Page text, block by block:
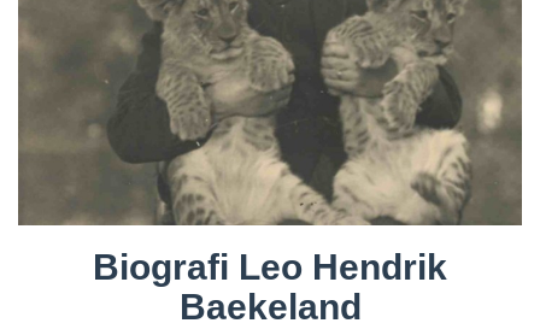
Biografi Leo Hendrik
Baekeland